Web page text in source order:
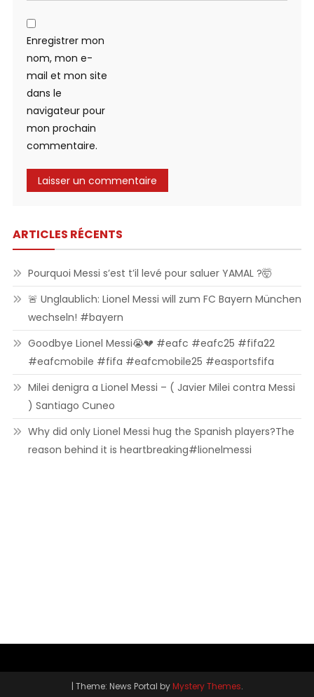
Enregistrer mon
nom, mon e-
mail et mon site
dans le
navigateur pour
mon prochain
commentaire.
ARTICLES RÉCENTS
Pourquoi Messi s’est t’il levé pour saluer YAMAL ?🤯
🚨 Unglaublich: Lionel Messi will zum FC Bayern München
wechseln! #bayern
Goodbye Lionel Messi😭💔 #eafc #eafc25 #fifa22
#eafcmobile #fifa #eafcmobile25 #easportsfifa
Milei denigra a Lionel Messi – ( Javier Milei contra Messi
) Santiago Cuneo
Why did only Lionel Messi hug the Spanish players?The
reason behind it is heartbreaking#lionelmessi
| Theme: News Portal byMystery Themes.